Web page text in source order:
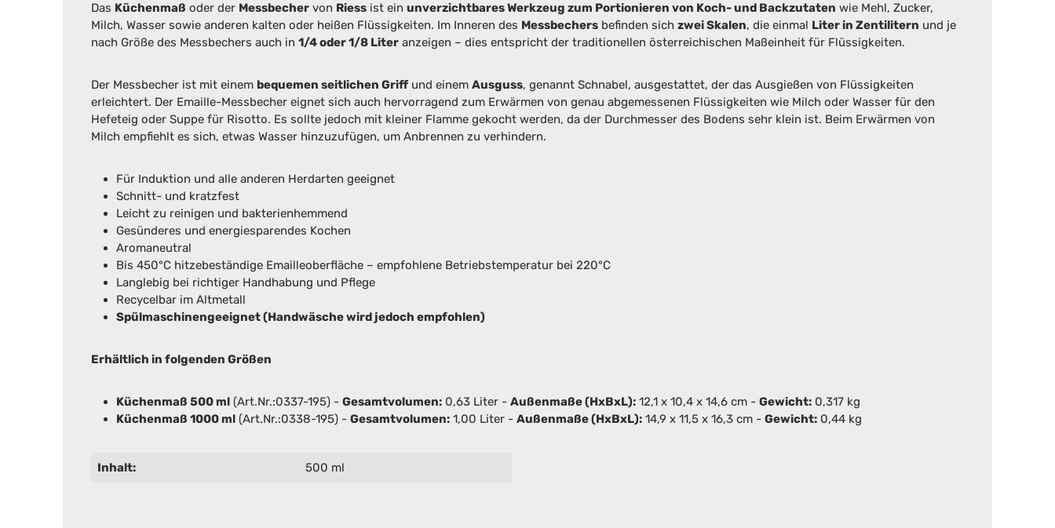
Das Küchenmaß oder der Messbecher von Riess ist ein unverzichtbares Werkzeug zum Portionieren von Koch- und Backzutaten wie Mehl, Zucker,
Milch, Wasser sowie anderen kalten oder heißen Flüssigkeiten. Im Inneren des Messbechers befinden sich zwei Skalen, die einmal Liter in Zentilitern und je
nach Größe des Messbechers auch in 1/4 oder 1/8 Liter anzeigen – dies entspricht der traditionellen österreichischen Maßeinheit für Flüssigkeiten.
Der Messbecher ist mit einem bequemen seitlichen Griff und einem Ausguss, genannt Schnabel, ausgestattet, der das Ausgießen von Flüssigkeiten
erleichtert. Der Emaille-Messbecher eignet sich auch hervorragend zum Erwärmen von genau abgemessenen Flüssigkeiten wie Milch oder Wasser für den
Hefeteig oder Suppe für Risotto. Es sollte jedoch mit kleiner Flamme gekocht werden, da der Durchmesser des Bodens sehr klein ist. Beim Erwärmen von
Milch empfiehlt es sich, etwas Wasser hinzuzufügen, um Anbrennen zu verhindern.
Für Induktion und alle anderen Herdarten geeignet
Schnitt- und kratzfest
Leicht zu reinigen und bakterienhemmend
Gesünderes und energiesparendes Kochen
Aromaneutral
Bis 450°C hitzebeständige Emailleoberfläche – empfohlene Betriebstemperatur bei 220°C
Langlebig bei richtiger Handhabung und Pflege
Recycelbar im Altmetall
Spülmaschinengeeignet (Handwäsche wird jedoch empfohlen)
Erhältlich in folgenden Größen
Küchenmaß 500 ml (Art.Nr.:0337-195) - Gesamtvolumen: 0,63 Liter - Außenmaße (HxBxL): 12,1 x 10,4 x 14,6 cm - Gewicht: 0,317 kg
Küchenmaß 1000 ml (Art.Nr.:0338-195) - Gesamtvolumen: 1,00 Liter - Außenmaße (HxBxL): 14,9 x 11,5 x 16,3 cm - Gewicht: 0,44 kg
Inhalt: 500 ml